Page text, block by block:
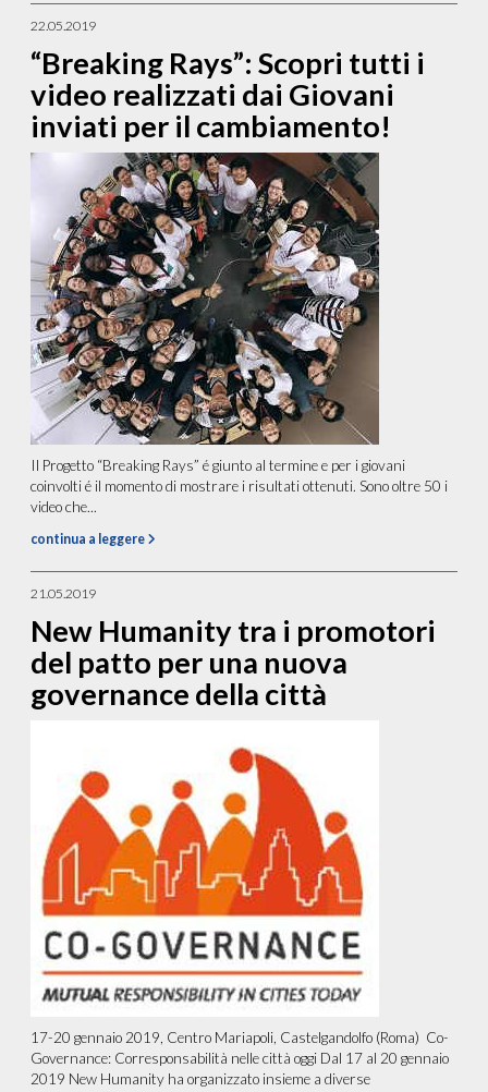
22.05.2019
“Breaking Rays”: Scopri tutti i
video realizzati dai Giovani
inviati per il cambiamento!
Il Progetto “Breaking Rays” é giunto al termine e per i giovani
coinvolti é il momento di mostrare i risultati ottenuti. Sono oltre 50 i
video che...
continua a leggere
21.05.2019
New Humanity tra i promotori
del patto per una nuova
governance della città
17-20 gennaio 2019, Centro Mariapoli, Castelgandolfo (Roma) Co-
Governance: Corresponsabilità nelle città oggi Dal 17 al 20 gennaio
2019 New Humanity ha organizzato insieme a diverse